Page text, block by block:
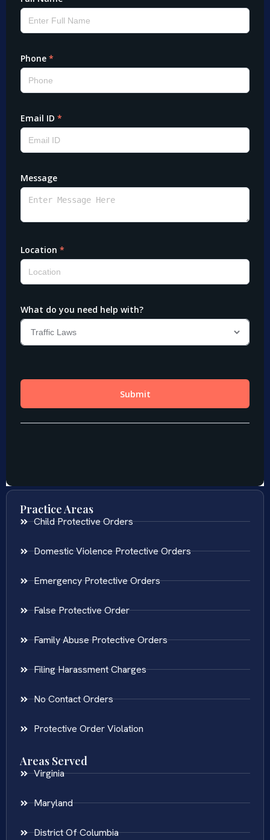
Practice Areas
Child Protective Orders
Domestic Violence Protective Orders
Emergency Protective Orders
False Protective Order
Family Abuse Protective Orders
Filing Harassment Charges
No Contact Orders
Protective Order Violation
Areas Served
Virginia
Maryland
District Of Columbia